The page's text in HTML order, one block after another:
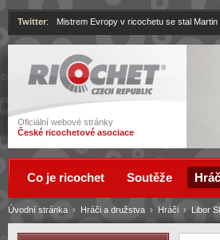
Ricochet
Oficiální webové stránky
České ricochetové asociace
Twitter: Mistrem Evropy v ricochetu se stal
Úvodní stránka › Hráči a družstva › Hráči › Libor
Co je ricochet Soutěže